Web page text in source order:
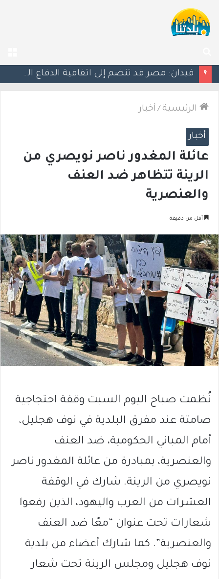
عن
الرئيسية / أخبار
أخبار
عائلة المغدور ناصر نويصري من
الرينة تتظاهر ضد العنف
والعنصرية
أقل من دقيقة
نُظمت صباح اليوم السبت وقفة احتجاجية
صامتة عند مفرق البلدية في نوف هجليل،
أمام المباني الحكومية، ضد العنف
والعنصرية، بمبادرة من عائلة المغدور ناصر
نويصري من الرينة. شارك في الوقفة
العشرات من العرب واليهود، الذين رفعوا
شعارات تحت عنوان “معًا ضد العنف
والعنصرية”. كما شارك أعضاء من بلدية
نوف هجليل ومجلس الرينة تحت شعار